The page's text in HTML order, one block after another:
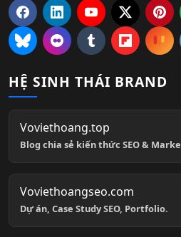
HỆ SINH THÁI BRAND
Voviethoang.top
Blog chia sẻ kiến thức SEO &
Voviethoangseo.com
Dự án, Case Study SEO, Portfolio.